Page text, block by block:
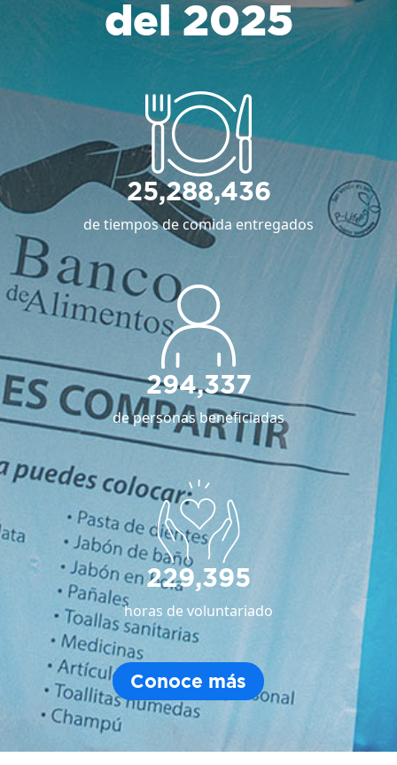
del 2025
25,288,436
de tiempos de comida entregados
294,337
de personas beneficiadas
229,395
horas de voluntariado
Conoce más